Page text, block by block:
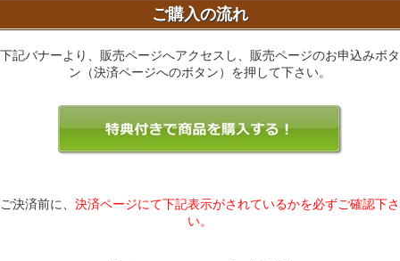
ご購入の流れ
下記バナーより、販売ページへアクセスし、販売ページのお申込みボタ
ン（決済ページへのボタン）を押して下さい。
ご決済前に、 決済ページにて下記表示がされているかを必ずご確認下さ
い。